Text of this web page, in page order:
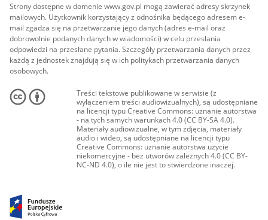
Strony dostępne w domenie www.gov.pl mogą zawierać adresy skrzynek
mailowych. Użytkownik korzystający z odnośnika będącego adresem e-
mail zgadza się na przetwarzanie jego danych (adres e-mail oraz
dobrowolnie podanych danych w wiadomości) w celu przesłania
odpowiedzi na przesłane pytania. Szczegóły przetwarzania danych przez
każdą z jednostek znajdują się w ich politykach przetwarzania danych
osobowych.
Treści tekstowe publikowane w serwisie (z
wyłączeniem treści audiowizualnych), są udostępniane
na licencji typu Creative Commons: uznanie autorstwa
- na tych samych warunkach 4.0 (CC BY-SA 4.0).
Materiały audiowizualne, w tym zdjęcia, materiały
audio i wideo, są udostępniane na licencji typu
Creative Commons: uznanie autorstwa użycie
niekomercyjne - bez utworów zależnych 4.0 (CC BY-
NC-ND 4.0), o ile nie jest to stwierdzone inaczej.